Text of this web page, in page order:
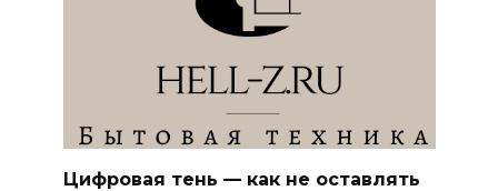
Цифровая тень — как не оставлять